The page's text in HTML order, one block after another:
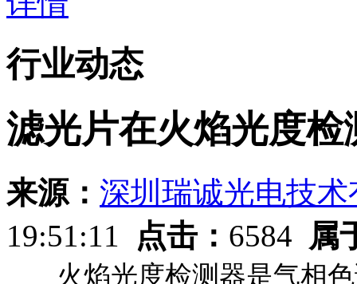
行业动态
滤光片在火焰光度检
来源： 深圳瑞诚光电技
19:51:11
点击： 6584 属
火焰光度检测器是气相色